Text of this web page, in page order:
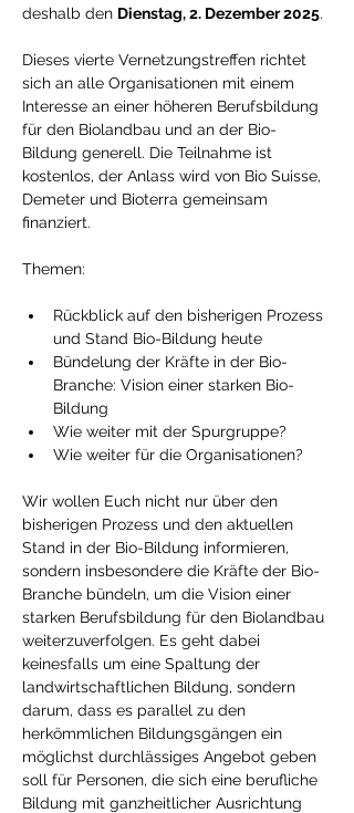
deshalb den Dienstag, 2. Dezember 2025.
Dieses vierte Vernetzungstreffen richtet
sich an alle Organisationen mit einem
Interesse an einer höheren Berufsbildung
für den Biolandbau und an der Bio-
Bildung generell. Die Teilnahme ist
kostenlos, der Anlass wird von Bio Suisse,
Demeter und Bioterra gemeinsam
finanziert.
Themen:
Rückblick auf den bisherigen Prozess
und Stand Bio-Bildung heute
Bündelung der Kräfte in der Bio-
Branche: Vision einer starken Bio-
Bildung
Wie weiter mit der Spurgruppe?
Wie weiter für die Organisationen?
Wir wollen Euch nicht nur über den
bisherigen Prozess und den aktuellen
Stand in der Bio-Bildung informieren,
sondern insbesondere die Kräfte der Bio-
Branche bündeln, um die Vision einer
starken Berufsbildung für den Biolandbau
weiterzuverfolgen. Es geht dabei
keinesfalls um eine Spaltung der
landwirtschaftlichen Bildung, sondern
darum, dass es parallel zu den
herkömmlichen Bildungsgängen ein
möglichst durchlässiges Angebot geben
soll für Personen, die sich eine berufliche
Bildung mit ganzheitlicher Ausrichtung